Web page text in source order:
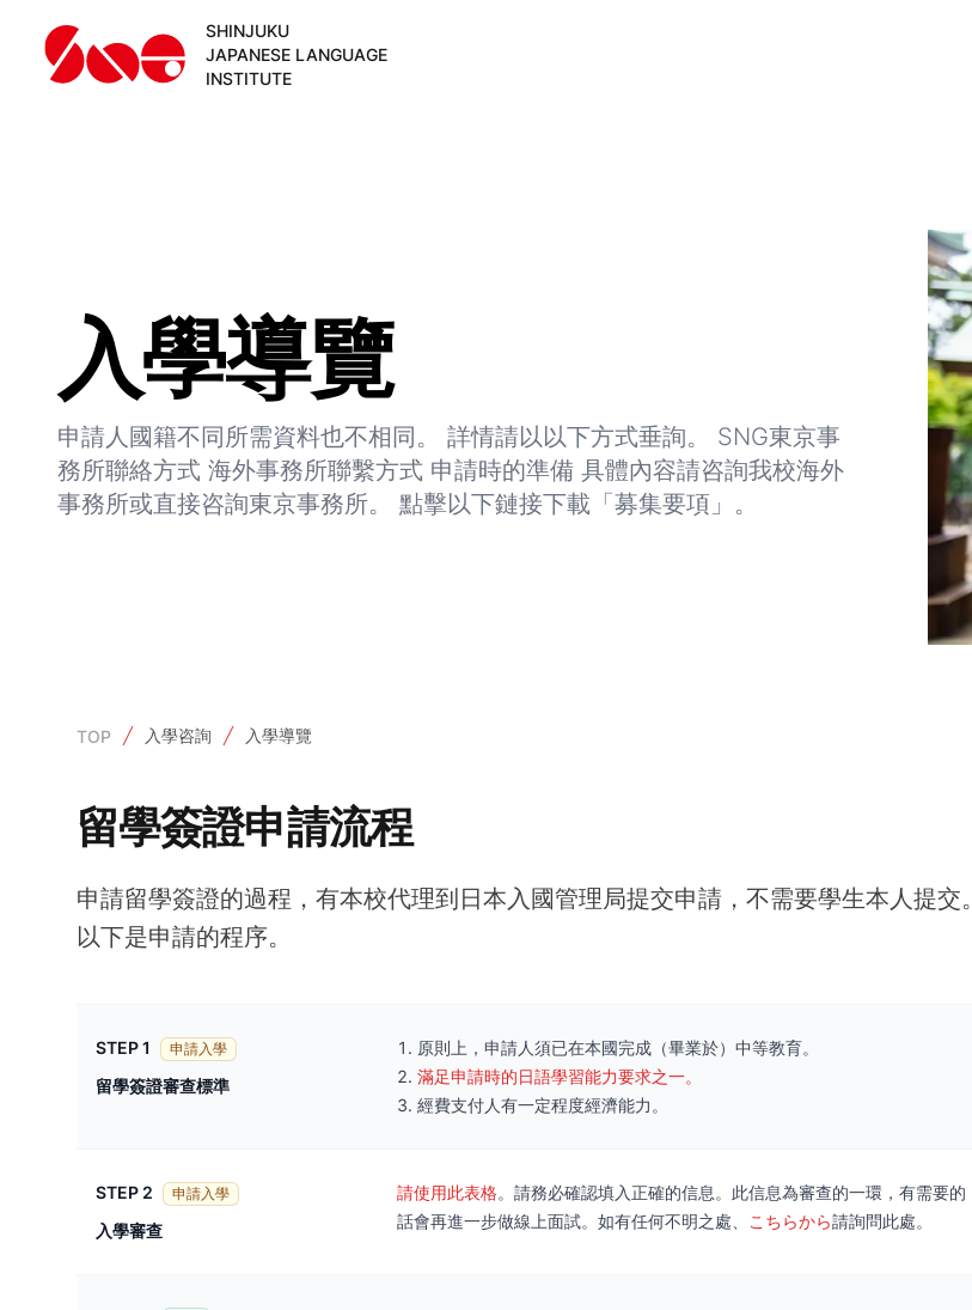
SHINJUKU
JAPANESE LANGUAGE
INSTITUTE
入學導覽
申請人國籍不同所需資料也不相同。 詳情請以以下方式垂詢。 SNG東京事
務所聯絡方式 海外事務所聯繫方式 申請時的準備 具體內容請咨詢我校海外
事務所或直接咨詢東京事務所。 點擊以下鏈接下載「募集要項」。
TOP 入學咨詢 入學導覽
留學簽證申請流程
申請留學簽證的過程，有本校代理到日本入國管理局提交申請，不需要學生本人提交。
以下是申請的程序。
STEP 1 申請入學
留學簽證審查標準
原則上，申請人須已在本國完成（畢業於）中等教育。
滿足申請時的日語學習能力要求之一。
經費支付人有一定程度經濟能力。
STEP 2 申請入學
入學審查
請使用此表格。請務必確認填入正確的信息。此信息為審查的一環，有需要的
話會再進一步做線上面試。如有任何不明之處、
こちらから請詢問此處。